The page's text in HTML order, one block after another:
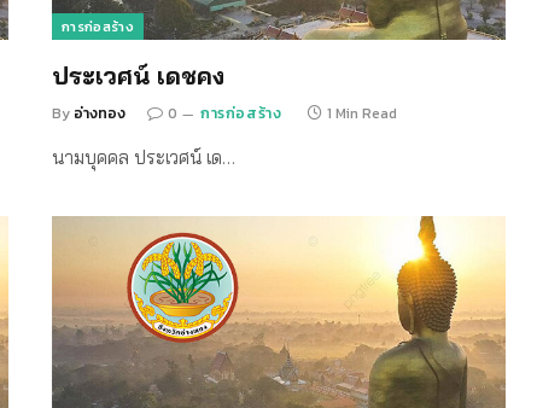
การก่อสร้าง
ประเวศน์ เดชคง
By อ่างทอง 0 การก่อสร้าง 1 Min Read
นามบุคคล ประเวศน์ เด…